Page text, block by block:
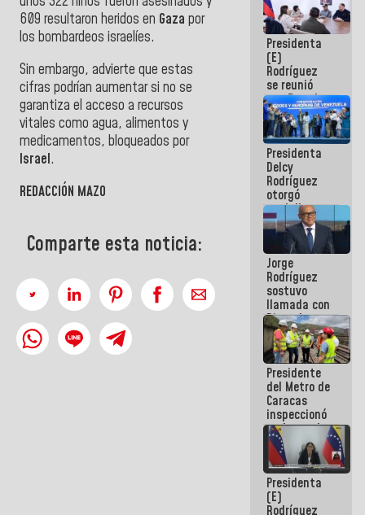
609 resultaron heridos en Gaza por
los bombardeos israelíes.
Sin embargo, advierte que estas
cifras podrían aumentar si no se
garantiza el acceso a recursos
vitales como agua, alimentos y
medicamentos, bloqueados por
Israel.
REDACCIÓN MAZO
Comparte esta noticia:
e inspección
en la Línea 2
Presidenta
(E)
Rodríguez
se reunió
con Estado
Mayor
Eléctrico
para
abordar
planes de
acción
Presidenta
Delcy
Rodríguez
otorgó
medalla
"Héroe de
Venezuela"
a servidores
públicos
Jorge
Rodríguez
sostuvo
llamada con
Dinorah
Figuera y
acuerdan
primer
encuentro
presencial
para el
diálogo
Presidente
del Metro de
Caracas
inspeccionó
trabajos de
rehabilitación
y
modernización
de la vía
férrea
Presidenta
(E)
Rodríguez